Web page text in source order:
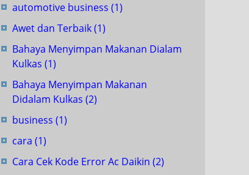
automotive business (1)
Awet dan Terbaik(1)
Bahaya Menyimpan Makanan Dialam
Kulkas (1)
Bahaya Menyimpan Makanan
Didalam Kulkas (2)
business (1)
cara (1)
Cara Cek Kode Error Ac Daikin (2)